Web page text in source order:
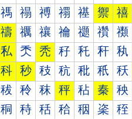
禡 禢 禣 禤 禥 禦 禧
禱 禲 禳 禴 禵 禶 禷
私 秂 秃 秄 秅 秆 秇
科 秒 秓 秔 秕 秖 秗
秡 秢 秣 秤 秥 秦 秧
秱 秲 秳 秴 秵 秶 秷